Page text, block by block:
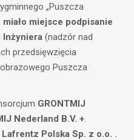
„Puszcza
miało miejsce podpisanie
Inżyniera (nadzór nad
przedsięwzięcia
Puszcza
GRONTMIJ
Nederland B.V. +.
Polska Sp. z o.o. .